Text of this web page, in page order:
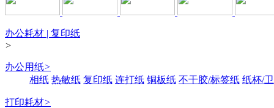
办公耗材 | 复印纸
>
办公用纸>
相纸 热敏纸 复印纸 连打纸 铜板纸 不干胶/标签纸 纸杯/
打印耗材>